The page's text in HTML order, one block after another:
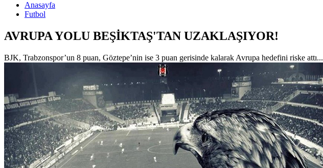
Anasayfa
Futbol
AVRUPA YOLU BEŞİKTAŞ'TAN UZAKLAŞIYOR!
BJK, Trabzonspor’un 8 puan, Göztepe’nin ise 3 puan gerisinde kalarak Avrupa hedefini riske attı...